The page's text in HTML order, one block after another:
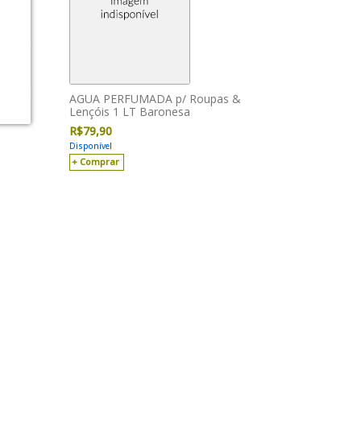
AGUA PERFUMADA p/ Roupas &
Lençóis 1 LT Baronesa
R$79,90
Disponível
Comprar